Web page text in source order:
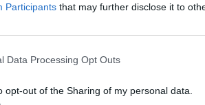
Participants that may further disclose it to
Data Processing Opt Outs
opt-out of the Sharing of my personal data.
vinaigre de cidre ?
Antifongique, Renouvellement cellulaire,